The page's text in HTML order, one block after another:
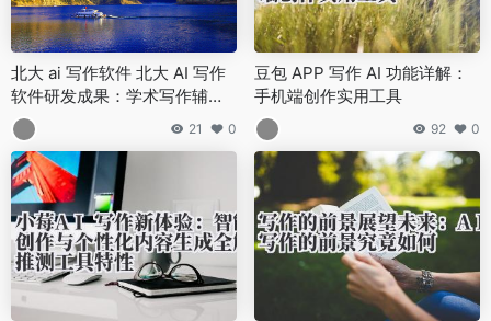
北大 ai 写作软件 北大 AI 写作
软件研发成果：学术写作辅助
系统，助力科研效率提升！
21 0
豆包 APP 写作 AI 功能详解：
手机端创作实用工具
92 0